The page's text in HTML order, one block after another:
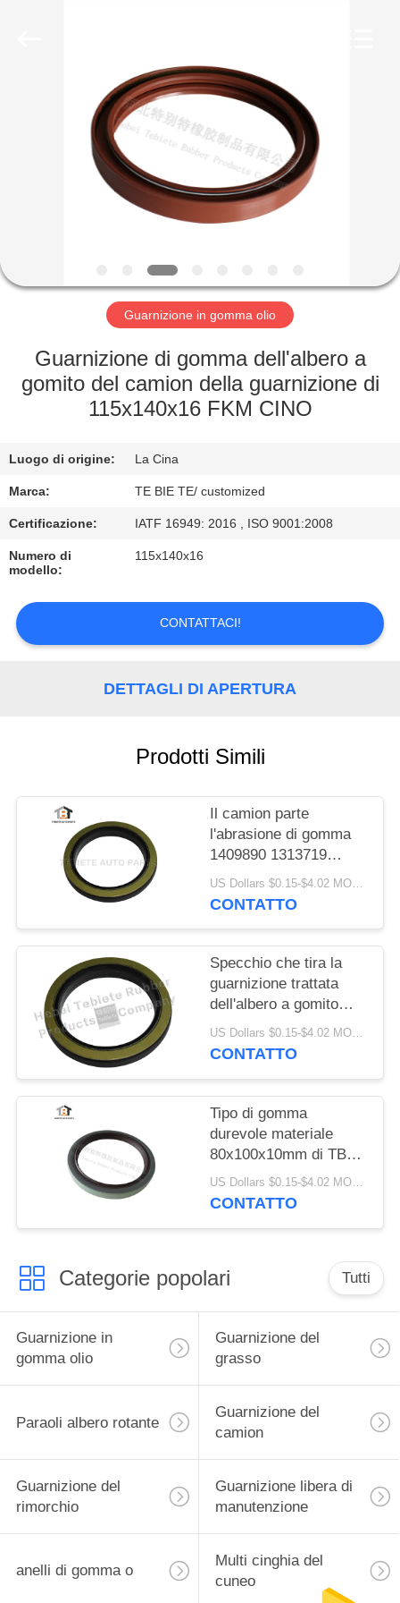
PRODOTTI
GIRO
FABBRICA
CONTROLLO
QUALITÀ
CONTATTICI
NOTIZIE
CASI
Guarnizione in gomma olio
Guarnizione di gomma dell'albero a
gomito del camion della guarnizione di
115x140x16 FKM CINO
Luogo di origine: La Cina
Marca: TE BIE TE/ customized
Certificazione: IATF 16949: 2016 , ISO 9001:2008
Numero di
modello:
115x140x16
CONTATTACI!
DETTAGLI DI APERTURA
Prodotti Simili
Il camion parte
l'abrasione di gomma
1409890 1313719
resistenti di
invecchiamento
a gomito di FFPM
US Dollars $0.15-$4.02 MOQ:10PCS
CONTATTO
Specchio che tira la
guarnizione trattata
dell'albero a gomito
75x100x10/13mm per
la guarnizione rotatoria
US Dollars $0.15-$4.02 MOQ:500pcs
CONTATTO
Tipo di gomma
durevole materiale
80x100x10mm di TB
del labbro della
guarnizione singolo di
US Dollars $0.15-$4.02 MOQ:20pcs
CONTATTO
Categorie popolari Tutti
Guarnizione in
gomma olio
Guarnizione del
grasso
Paraoli albero rotante
Guarnizione del
camion
Guarnizione del
rimorchio
Guarnizione libera di
manutenzione
anelli di gomma o
Multi cinghia del
cuneo